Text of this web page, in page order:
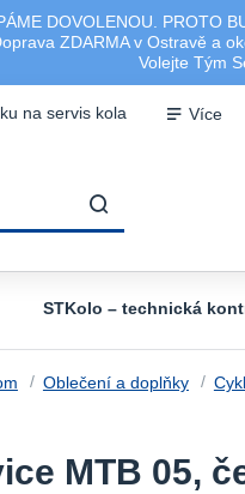
DOVOLENOU. PROTO
ZDARMA v Ostravě a
Volejte Tým
na servis kola Více
STKolo – technická
Oblečení a doplňky
MTB 05,